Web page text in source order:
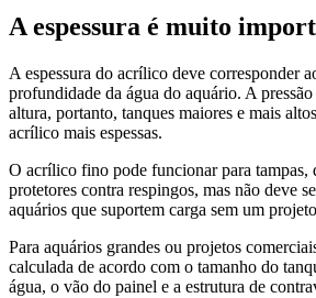
A espessura é muito
A espessura do acrílico deve corresponder
profundidade da água do aquário. A
altura, portanto, tanques maiores e mais
acrílico mais espessas.
O acrílico fino pode funcionar para tampas,
protetores contra respingos, mas não deve
aquários que suportem carga sem um
Para aquários grandes ou projetos
calculada de acordo com o tamanho do
água, o vão do painel e a estrutura de